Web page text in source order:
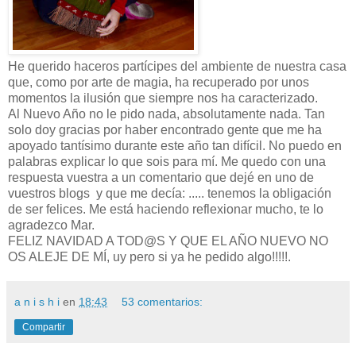
He querido haceros partícipes del ambiente de nuestra casa
que, como por arte de magia, ha recuperado por unos
momentos la ilusión que siempre nos ha caracterizado.
Al Nuevo Año no le pido nada, absolutamente nada. Tan
solo doy gracias por haber encontrado gente que me ha
apoyado tantísimo durante este año tan difícil. No puedo en
palabras explicar lo que sois para mí. Me quedo con una
respuesta vuestra a un comentario que dejé en uno de
vuestros blogs y que me decía: ..... tenemos la obligación
de ser felices. Me está haciendo reflexionar mucho, te lo
agradezco Mar.
FELIZ NAVIDAD A TOD@S Y QUE EL AÑO NUEVO NO
OS ALEJE DE MÍ, uy pero si ya he pedido algo!!!!!.
a n i s h i en 18:43 53 comentarios:
Compartir